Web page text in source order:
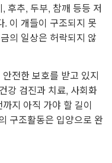
후추, 두부, 참깨 등등 저
이 개들이 구조되지 못
의 일상은 허락되지 않
전한 보호를 받고 있지
강 검진과 치료, 사회화
지 아직 가야 할 길이
구조활동은 입양으로 완